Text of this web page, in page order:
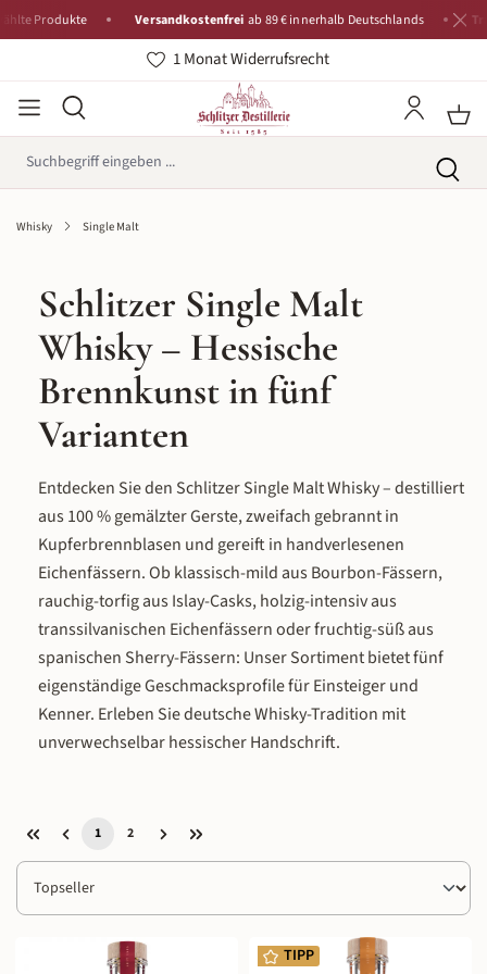
Versandkostenfrei ab 89 € innerhalb Deutschlands
1 Monat Widerrufsrecht
Whisky Single Malt
Schlitzer Single Malt
Whisky – Hessische
Brennkunst in fünf
Varianten
Entdecken Sie den Schlitzer Single Malt Whisky – destilliert
aus 100 % gemälzter Gerste, zweifach gebrannt in
Kupferbrennblasen und gereift in handverlesenen
Eichenfässern. Ob klassisch-mild aus Bourbon-Fässern,
rauchig-torfig aus Islay-Casks, holzig-intensiv aus
transsilvanischen Eichenfässern oder fruchtig-süß aus
spanischen Sherry-Fässern: Unser Sortiment bietet fünf
eigenständige Geschmacksprofile für Einsteiger und
Kenner. Erleben Sie deutsche Whisky-Tradition mit
unverwechselbar hessischer Handschrift.
Seite
1 Seite
2
TIPP